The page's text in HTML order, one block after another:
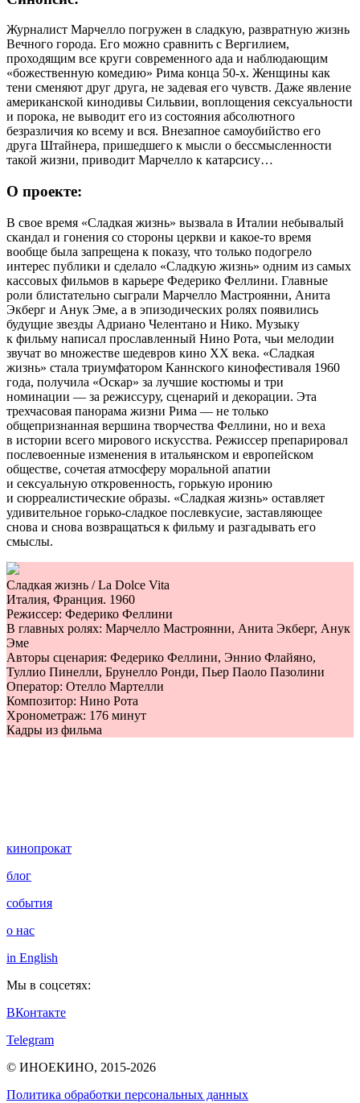
Журналист Марчелло погружен в сладкую, развратную жизнь
Вечного города. Его можно сравнить с Вергилием,
проходящим все круги современного ада и наблюдающим
«божественную комедию» Рима конца 50-х. Женщины как
тени сменяют друг друга, не задевая его чувств. Даже явление
американской кинодивы Сильвии, воплощения сексуальности
и порока, не выводит его из состояния абсолютного
безразличия ко всему и вся. Внезапное самоубийство его
друга Штайнера, пришедшего к мысли о бессмысленности
такой жизни, приводит Марчелло к катарсису…
О проекте:
В свое время «Сладкая жизнь» вызвала в Италии небывалый
скандал и гонения со стороны церкви и какое-то время
вообще была запрещена к показу, что только подогрело
интерес публики и сделало «Сладкую жизнь» одним из самых
кассовых фильмов в карьере Федерико Феллини. Главные
роли блистательно сыграли Марчелло Мастроянни, Анита
Экберг и Анук Эме, а в эпизодических ролях появились
будущие звезды Адриано Челентано и Нико. Музыку
к фильму написал прославленный Нино Рота, чьи мелодии
звучат во множестве шедевров кино XX века. «Сладкая
жизнь» стала триумфатором Каннского кинофестиваля 1960
года, получила «Оскар» за лучшие костюмы и три
номинации — за режиссуру, сценарий и декорации. Эта
трехчасовая панорама жизни Рима — не только
общепризнанная вершина творчества Феллини, но и веха
в истории всего мирового искусства. Режиссер препарировал
послевоенные изменения в итальянском и европейском
обществе, сочетая атмосферу моральной апатии
и сексуальную откровенность, горькую иронию
и сюрреалистические образы. «Сладкая жизнь» оставляет
удивительное горько-сладкое послевкусие, заставляющее
снова и снова возвращаться к фильму и разгадывать его
смыслы.
Сладкая жизнь / La Dolce Vita
Италия, Франция. 1960
Режиссер: Федерико Феллини
В главных ролях: Марчелло Мастроянни, Анита Экберг, Анук
Эме
Авторы сценария: Федерико Феллини, Эннио Флайяно,
Туллио Пинелли, Брунелло Ронди, Пьер Паоло Пазолини
Оператор: Отелло Мартелли
Композитор: Нино Рота
Хронометраж: 176 минут
Кадры из фильма
кинопрокат
блог
события
о нас
in English
Мы в соцсетях:
ВКонтакте
Telegram
© ИНОЕКИНО, 2015-2026
Политика обработки персональных данных